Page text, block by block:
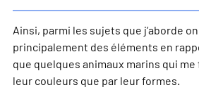
Ainsi, parmi les sujets que j’aborde
principalement des éléments en
que quelques animaux marins qui
leur couleurs que par leur formes.